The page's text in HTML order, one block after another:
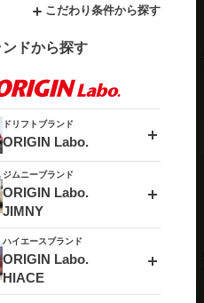
こだわり条件から探す
ンドから探す
ドリフトブランド
ORIGIN Labo.
エアロシリーズ
ドリフトライン
風神(180SX)
フロントフェンダー
リアフェンダー
ジムニーブランド
ORIGIN Labo.
JIMNY
アルミホイール
MUD-ZEUS
アルミホイール
ハイエースブランド
ORIGIN Labo.
HIACE